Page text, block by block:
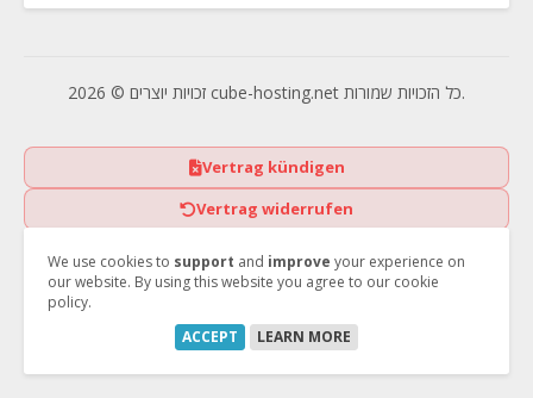
זכויות יוצרים © 2026 cube-hosting.net כל הזכויות שמורות.
Vertrag kündigen
Vertrag widerrufen
We use cookies to support and improve your experience on
our website. By using this website you agree to our cookie
policy.
ACCEPT
LEARN MORE